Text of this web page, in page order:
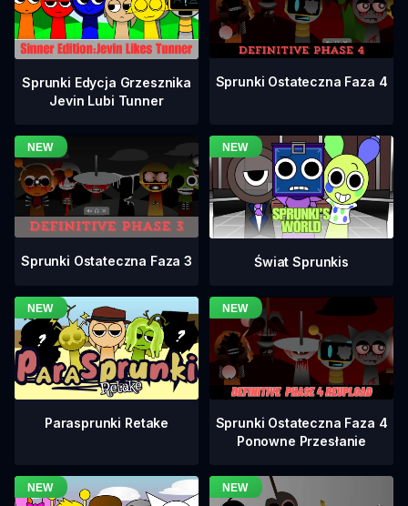
Sprunki Edycja Grzesznika
Jevin Lubi Tunner
Sprunki Ostateczna Faza 4
Sprunki Ostateczna Faza 3 Świat Sprunkis
Parasprunki Retake
Sprunki Ostateczna Faza 4
Ponowne Przesłanie